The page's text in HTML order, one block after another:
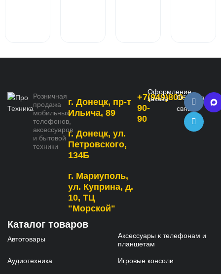
Розничная
продажа
мобильных
телефонов,
аксессуаров
и бытовой
техники
г. Донецк, пр-т
Ильича, 89
г. Донецк, ул.
Петровского,
134Б
г. Мариуполь,
ул. Куприна, д.
10, ТЦ
"Морской"
+7(949)800-
90-
90
Оформление
заказа
Обратная
связь
Каталог товаров
Автотовары
Аксессуары к телефонам и
планшетам
Аудиотехника Игровые консоли